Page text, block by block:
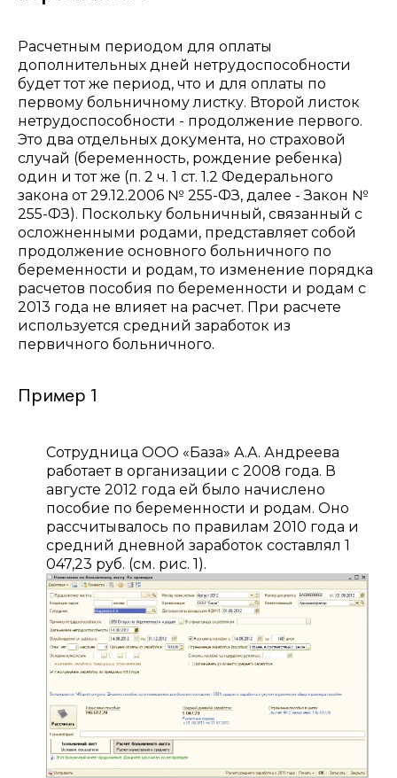
Расчетным периодом для оплаты
дополнительных дней нетрудоспособности
будет тот же период, что и для оплаты по
первому больничному листку. Второй листок
нетрудоспособности - продолжение первого.
Это два отдельных документа, но страховой
случай (беременность, рождение ребенка)
один и тот же (п. 2 ч. 1 ст. 1.2 Федерального
закона от 29.12.2006 № 255-ФЗ, далее - Закон №
255-ФЗ). Поскольку больничный, связанный с
осложненными родами, представляет собой
продолжение основного больничного по
беременности и родам, то изменение порядка
расчетов пособия по беременности и родам с
2013 года не влияет на расчет. При расчете
используется средний заработок из
первичного больничного.
Пример 1
Сотрудница ООО «База» А.А. Андреева
работает в организации с 2008 года. В
августе 2012 года ей было начислено
пособие по беременности и родам. Оно
рассчитывалось по правилам 2010 года и
средний дневной заработок составлял 1
047,23 руб. (см. рис. 1).